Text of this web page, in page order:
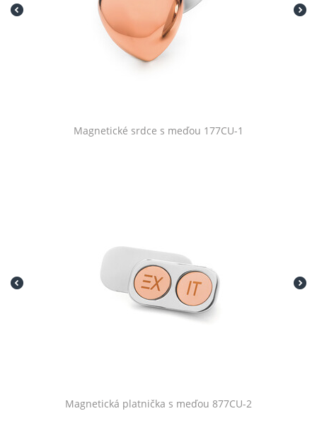
Magnetické srdce s meďou 177CU-1
Magnetická platnička s meďou 877CU-2